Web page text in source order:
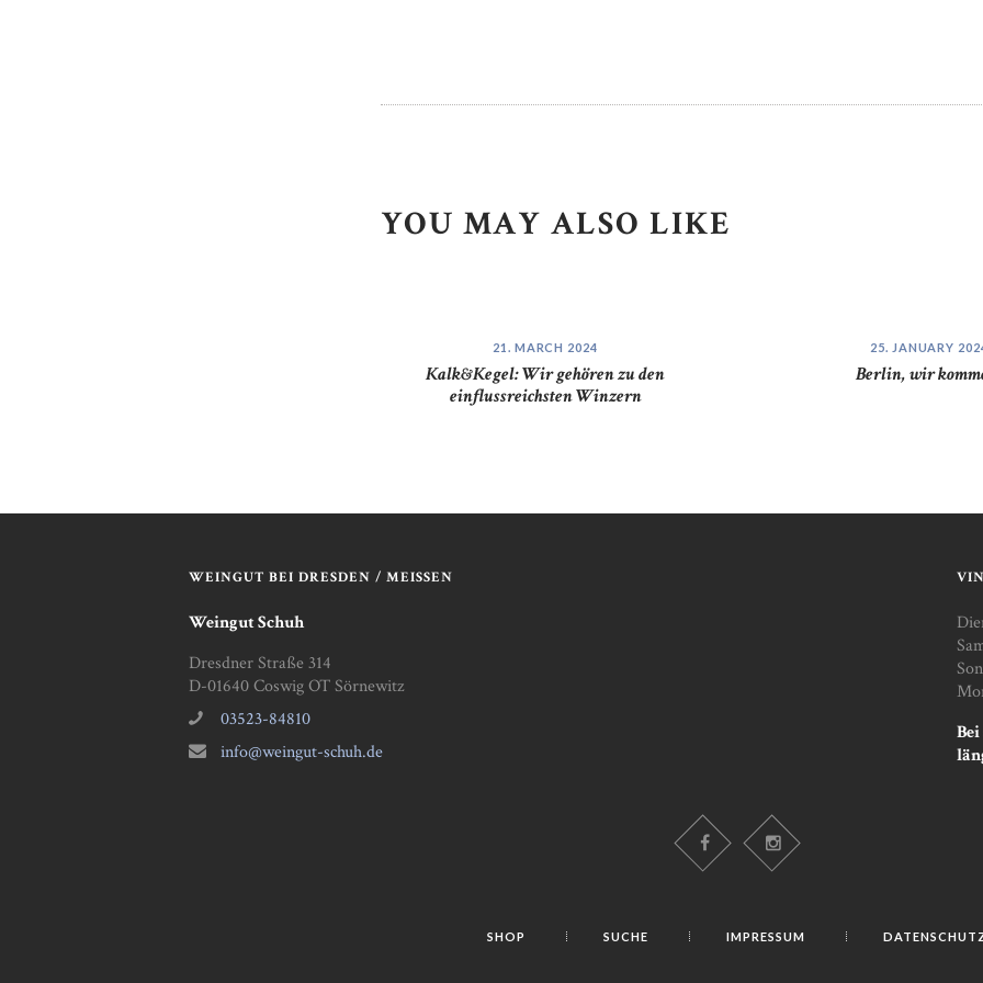
YOU MAY ALSO LIKE
21. MARCH 2024
Kalk&Kegel: Wir gehören zu den
einflussreichsten Winzern
25. JANUARY
Berlin, wir
WEINGUT BEI DRESDEN / MEISSEN
Weingut Schuh
Dresdner Straße 314
D-01640 Coswig OT Sörnewitz
03523-84810
info@weingut-schuh.de
SHOP SUCHE IMPRESSUM